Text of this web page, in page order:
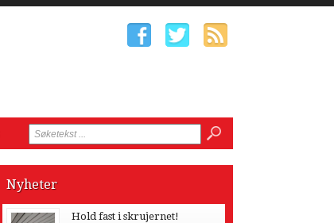
Nyheter
Hold fast i skrujernet!